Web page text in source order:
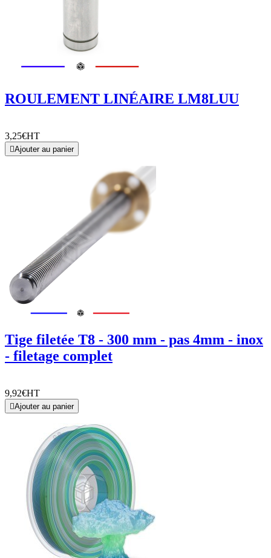
ROULEMENT LINÉAIRE LM8LUU
3,25€HT
Ajouter au panier
Tige filetée T8 - 300 mm - pas 4mm - inox
- filetage complet
9,92€HT
Ajouter au panier